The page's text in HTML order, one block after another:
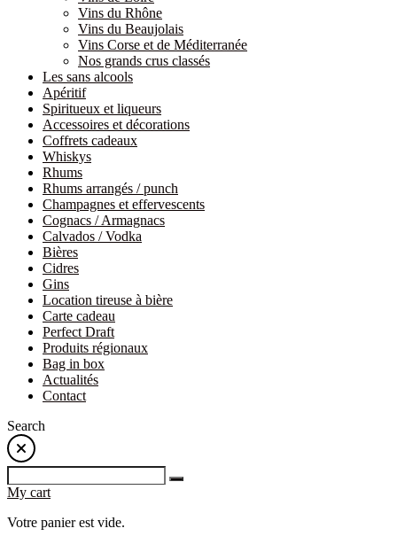
Vins du Rhône
Vins du Beaujolais
Vins Corse et de Méditerranée
Nos grands crus classés
Les sans alcools
Apéritif
Spiritueux et liqueurs
Accessoires et décorations
Coffrets cadeaux
Whiskys
Rhums
Rhums arrangés / punch
Champagnes et effervescents
Cognacs / Armagnacs
Calvados / Vodka
Bières
Cidres
Gins
Location tireuse à bière
Carte cadeau
Perfect Draft
Produits régionaux
Bag in box
Actualités
Contact
Search
My cart
Votre panier est vide.